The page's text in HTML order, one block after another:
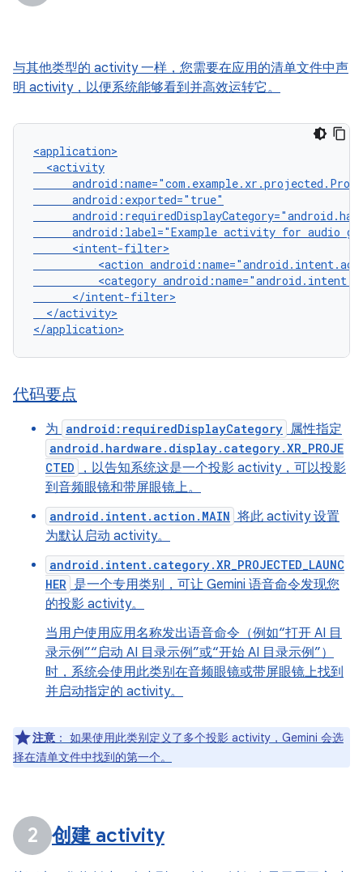
与其他类型的 activity 一样，您需要在应用的清单文件中声
明 activity，以便系统能够看到并高效运转它。
android:label="Example activity for audio
<action
<category
</activity>
代码要点
为 android:requiredDisplayCategory 属性指定
android.hardware.display.category.XR_PROJE
CTED
，以告知系统这是一个投影 activity，可以投影
到音频眼镜和带屏眼镜上。
android.intent.action.MAIN 将此 activity 设置
为默认启动 activity。
android.intent.category.XR_PROJECTED_LAUNC
HER 是一个专用类别，可让 Gemini 语音命令发现您
的投影 activity。
当用户使用应用名称发出语音命令（例如“打开 AI 目
录示例”“启动 AI 目录示例”或“开始 AI 目录示例”）
时，系统会使用此类别在音频眼镜或带屏眼镜上找到
并启动指定的 activity。
注意 ： 如果使用此类别定义了多个投影 activity，Gemini 会选
择在清单文件中找到的第一个。
创建 activity